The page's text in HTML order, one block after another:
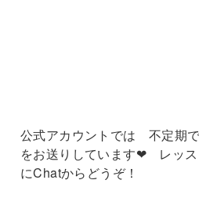
公式アカウントでは 不定期
をお送りしています❤ レッ
にChatからどうぞ！